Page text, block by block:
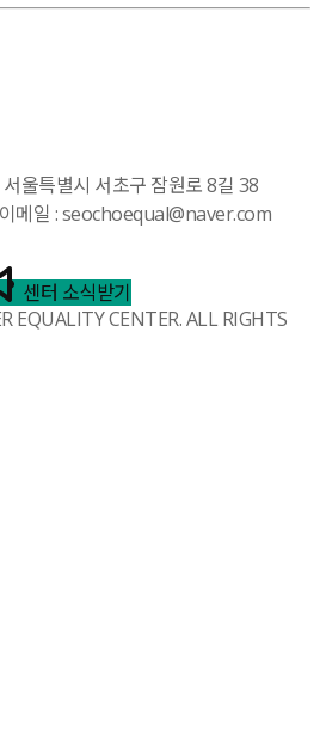
울특별시 서초구 잠원로 8길 38
메일 : seochoequal@naver.com
센터 소식받기
EQUALITY CENTER. ALL RIGHTS